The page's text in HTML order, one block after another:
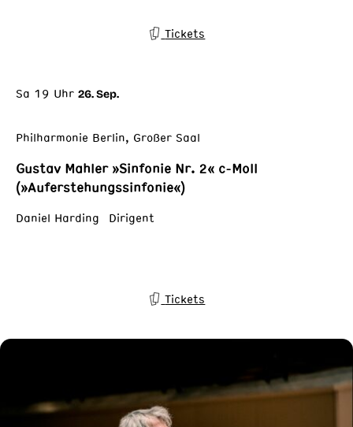
Tickets
Sa 19 Uhr 26. Sep.
Philharmonie Berlin, Großer Saal
Gustav Mahler »Sinfonie Nr. 2« c-Moll
(»Auferstehungssinfonie«)
Daniel Harding Dirigent
Tickets